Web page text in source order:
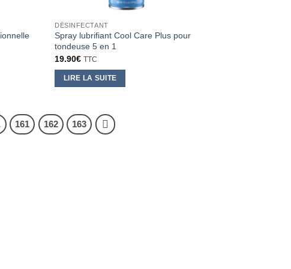
DÉSINFECTANT
Spray lubrifiant Cool Care Plus pour
tondeuse 5 en 1
19.90€ TTC
LIRE LA SUITE
161 162 163